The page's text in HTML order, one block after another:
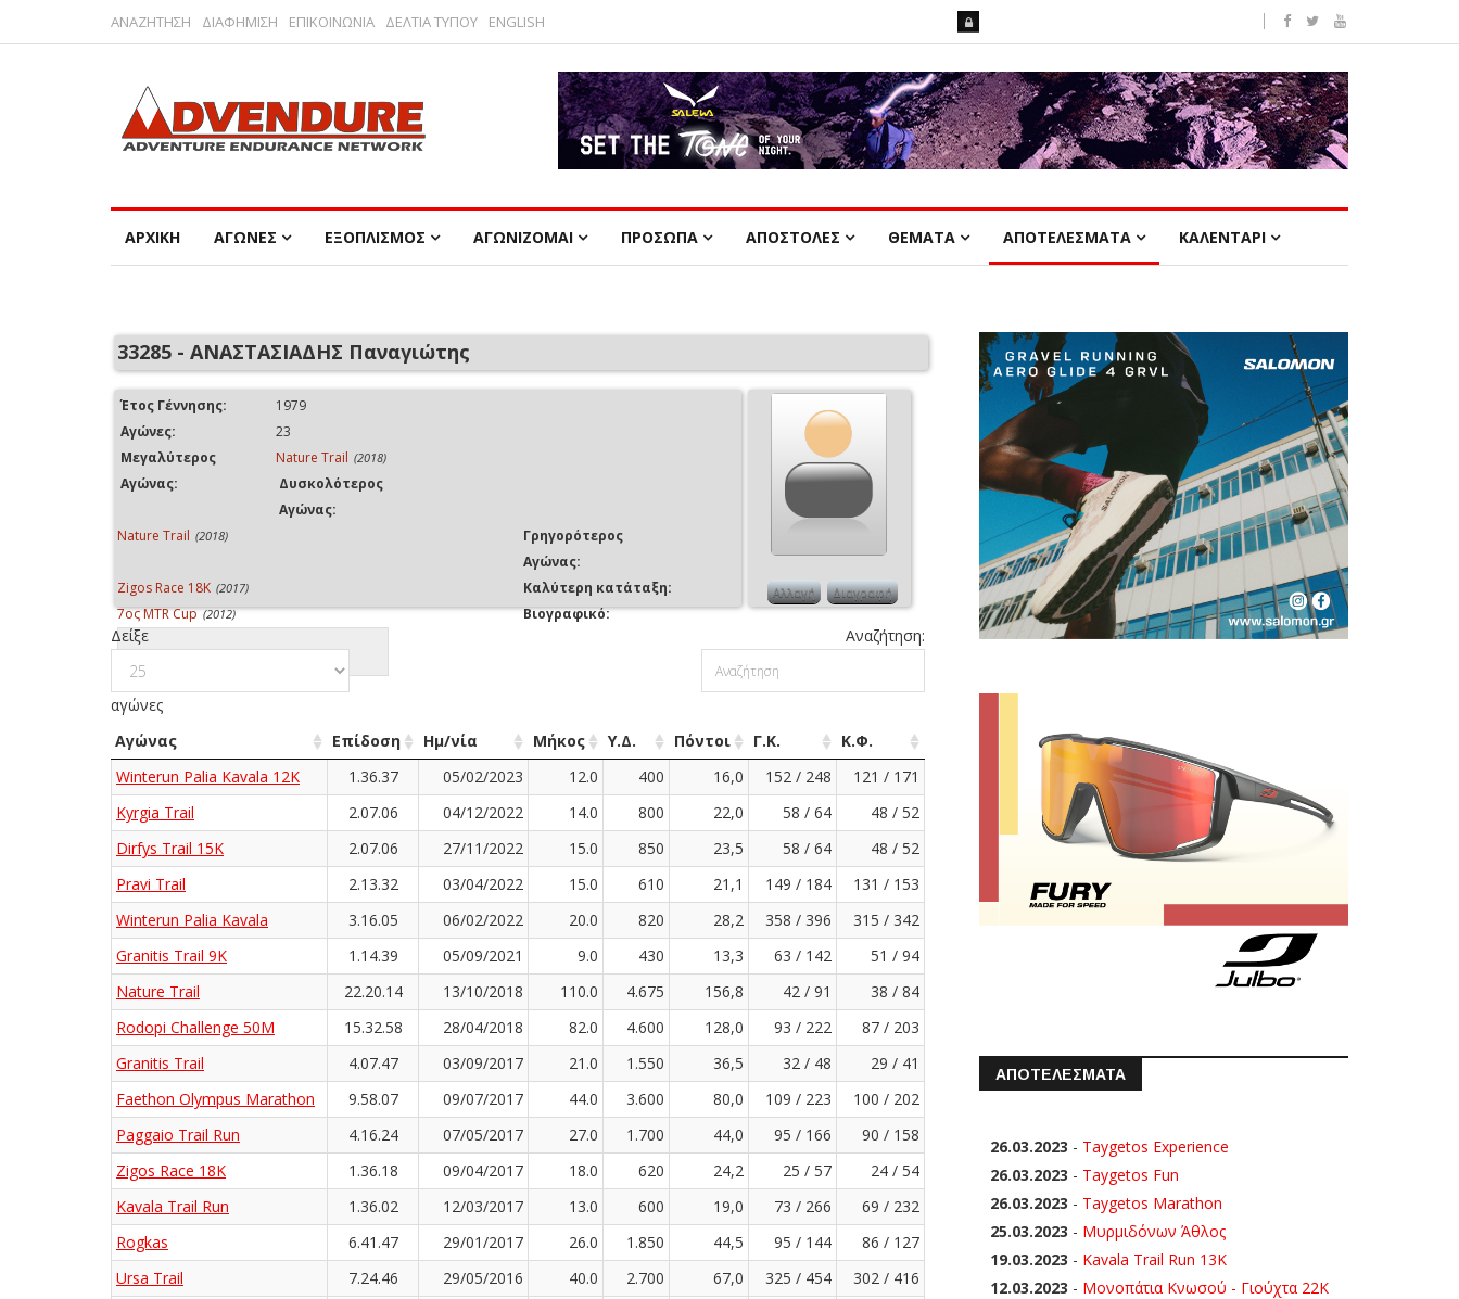
ΑΝΑΖΗΤΗΣΗ ΔΙΑΦΗΜΙΣΗ ΕΠΙΚΟΙΝΩΝΙΑ ΔΕΛΤΙΑ ΤΥΠΟΥ ENGLISH
ΑΡΧΙΚΗ ΑΓΩΝΕΣ ΕΞΟΠΛΙΣΜΟΣ ΑΓΩΝΙΖΟΜΑΙ ΠΡΟΣΩΠΑ ΑΠΟΣΤΟΛΕΣ ΘΕΜΑΤΑ ΑΠΟΤΕΛΕΣΜΑΤΑ ΚΑΛΕΝΤΑΡΙ
33285 - ΑΝΑΣΤΑΣΙΑΔΗΣ Παναγιώτης
Έτος Γέννησης:
1979
Αγώνες:
23
Μεγαλύτερος
Αγώνας:
Nature Trail (2018)
Δυσκολότερος
Αγώνας:
Nature Trail (2018)
Γρηγορότερος
Αγώνας:
Zigos Race 18K (2017)
Καλύτερη κατάταξη:
7ος MTR Cup (2012) Βιογραφικό:
Αλλαγή Διαγραφή
Δείξε
αγώνες
Αναζήτηση:
Αγώνας Επίδοση Ημ/νία Μήκος Υ.Δ. Πόντοι Γ.Κ.
Κ.Φ.
Winterun Palia Kavala 12K
1.36.37 05/02/2023 12.0 400 16,0 152 / 248
121 / 171
Kyrgia Trail
2.07.06 04/12/2022 14.0 800 22,0 58 / 64
48 / 52
Dirfys Trail 15K
2.07.06 27/11/2022 15.0 850 23,5 58 / 64
48 / 52
Pravi Trail
2.13.32 03/04/2022 15.0 610 21,1 149 / 184
131 / 153
Winterun Palia Kavala
3.16.05 06/02/2022 20.0 820 28,2 358 / 396
315 / 342
Granitis Trail 9K
1.14.39 05/09/2021 9.0 430 13,3 63 / 142
51 / 94
Nature Trail
22.20.14 13/10/2018 110.0 4.675 156,8 42 / 91
38 / 84
Rodopi Challenge 50M
15.32.58 28/04/2018 82.0 4.600 128,0 93 / 222
87 / 203
Granitis Trail
4.07.47 03/09/2017 21.0 1.550 36,5 32 / 48
29 / 41
Faethon Olympus Marathon
9.58.07 09/07/2017 44.0 3.600 80,0 109 / 223
100 / 202
Paggaio Trail Run
4.16.24 07/05/2017 27.0 1.700 44,0 95 / 166
90 / 158
Zigos Race 18K
1.36.18 09/04/2017 18.0 620 24,2 25 / 57
24 / 54
Kavala Trail Run
1.36.02 12/03/2017 13.0 600 19,0 73 / 266
69 / 232
Rogkas
6.41.47 29/01/2017 26.0 1.850 44,5 95 / 144
86 / 127
Ursa Trail
7.24.46 29/05/2016 40.0 2.700 67,0 325 / 454
302 / 416
ΑΠΟΤΕΛΕΣΜΑΤΑ
26.03.2023 - Taygetos Experience
26.03.2023 - Taygetos Fun
26.03.2023 - Taygetos Marathon
25.03.2023 - Μυρμιδόνων Άθλος
19.03.2023 - Kavala Trail Run 13K
12.03.2023 - Μονοπάτια Κνωσού - Γιούχτα 22Κ